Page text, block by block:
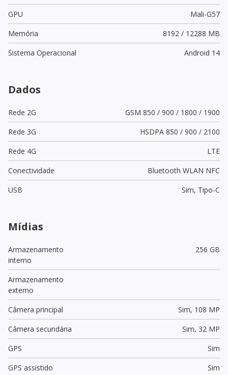
GPU
Mali-G57
Memória
8192 / 12288 MB
Sistema Operacional
Android 14
Dados
Rede 2G
GSM 850 / 900 / 1800 / 1900
Rede 3G
HSDPA 850 / 900 / 2100
Rede 4G
LTE
Conectividade
Bluetooth WLAN NFC
USB
Sim, Tipo-C
Mídias
Armazenamento
interno
256 GB
Armazenamento
externo
Câmera principal
Sim, 108 MP
Câmera secundária
Sim, 32 MP
GPS
Sim
GPS assistido
Sim